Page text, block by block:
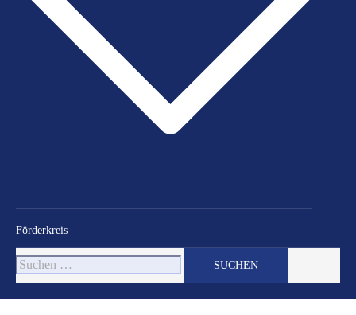
Förderkreis
Suchen
nach: